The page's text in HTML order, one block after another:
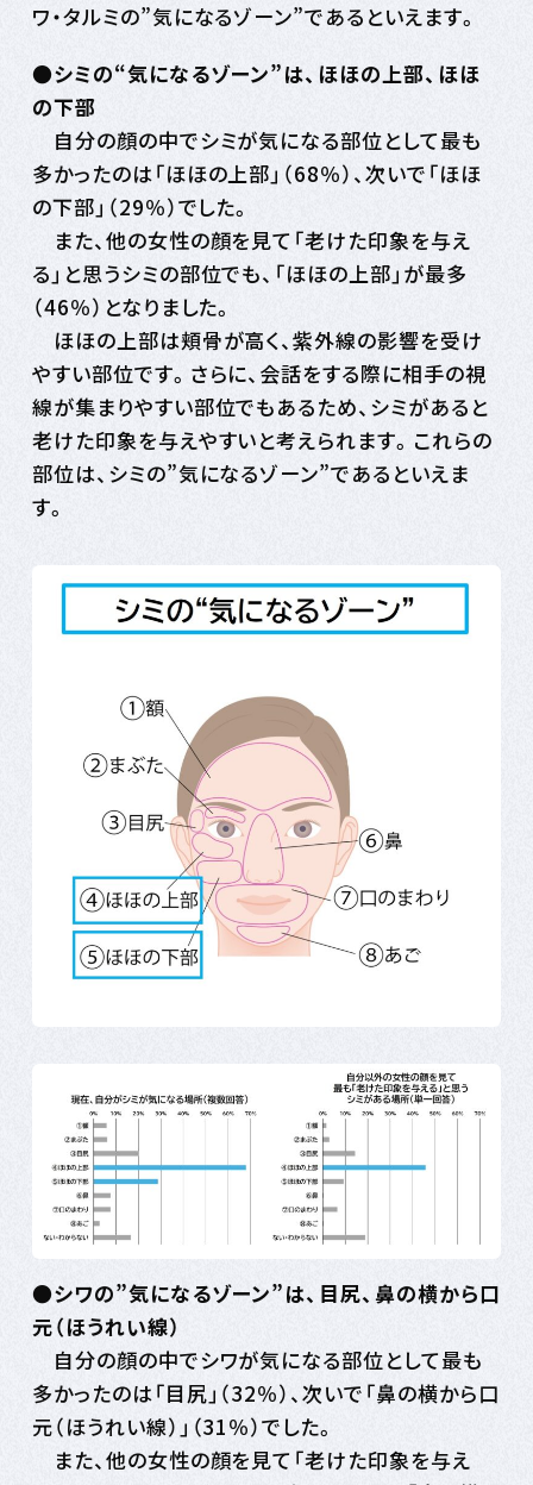
ワ・タルミの”気になるゾーン”であるといえます。
●シミの“気になるゾーン”は、ほほの上部、ほほ
の下部
自分の顔の中でシミが気になる部位として最も
多かったのは「ほほの上部」（68％）、次いで「ほほ
の下部」（29％）でした。
また、他の女性の顔を見て「老けた印象を与え
る」と思うシミの部位でも、「ほほの上部」が最多
（46％）となりました。
ほほの上部は頬骨が高く、紫外線の影響を受け
やすい部位です。さらに、会話をする際に相手の視
線が集まりやすい部位でもあるため、シミがあると
老けた印象を与えやすいと考えられます。これらの
部位は、シミの”気になるゾーン”であるといえま
す。
●シワの”気になるゾーン”は、目尻、鼻の横から口
元（ほうれい線）
自分の顔の中でシワが気になる部位として最も
多かったのは「目尻」（32％）、次いで「鼻の横から口
元（ほうれい線）」（31％）でした。
また、他の女性の顔を見て「老けた印象を与え